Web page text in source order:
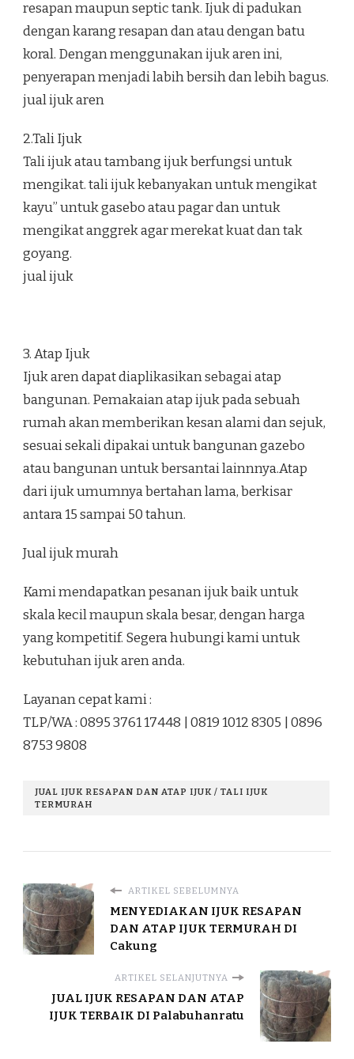
resapan maupun septic tank. Ijuk di padukan
dengan karang resapan dan atau dengan batu
koral. Dengan menggunakan ijuk aren ini,
penyerapan menjadi labih bersih dan lebih bagus.
jual ijuk aren
2.Tali Ijuk
Tali ijuk atau tambang ijuk berfungsi untuk
mengikat. tali ijuk kebanyakan untuk mengikat
kayu” untuk gasebo atau pagar dan untuk
mengikat anggrek agar merekat kuat dan tak
goyang.
jual ijuk
3. Atap Ijuk
Ijuk aren dapat diaplikasikan sebagai atap
bangunan. Pemakaian atap ijuk pada sebuah
rumah akan memberikan kesan alami dan sejuk,
sesuai sekali dipakai untuk bangunan gazebo
atau bangunan untuk bersantai lainnnya.Atap
dari ijuk umumnya bertahan lama, berkisar
antara 15 sampai 50 tahun.
Jual ijuk murah
Kami mendapatkan pesanan ijuk baik untuk
skala kecil maupun skala besar, dengan harga
yang kompetitif. Segera hubungi kami untuk
kebutuhan ijuk aren anda.
Layanan cepat kami :
TLP/WA : 0895 3761 17448 | 0819 1012 8305 | 0896
8753 9808
JUAL IJUK RESAPAN DAN ATAP IJUK / TALI IJUK
TERMURAH
ARTIKEL SEBELUMNYA
MENYEDIAKAN IJUK RESAPAN
DAN ATAP IJUK TERMURAH DI
Cakung
ARTIKEL SELANJUTNYA
JUAL IJUK RESAPAN DAN ATAP
IJUK TERBAIK DI Palabuhanratu